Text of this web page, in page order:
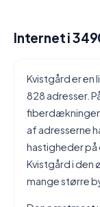
Internet i
Kvistgård er en
828 adresser.
af adresserne
hastigheder på
Kvistgård i den
mange større